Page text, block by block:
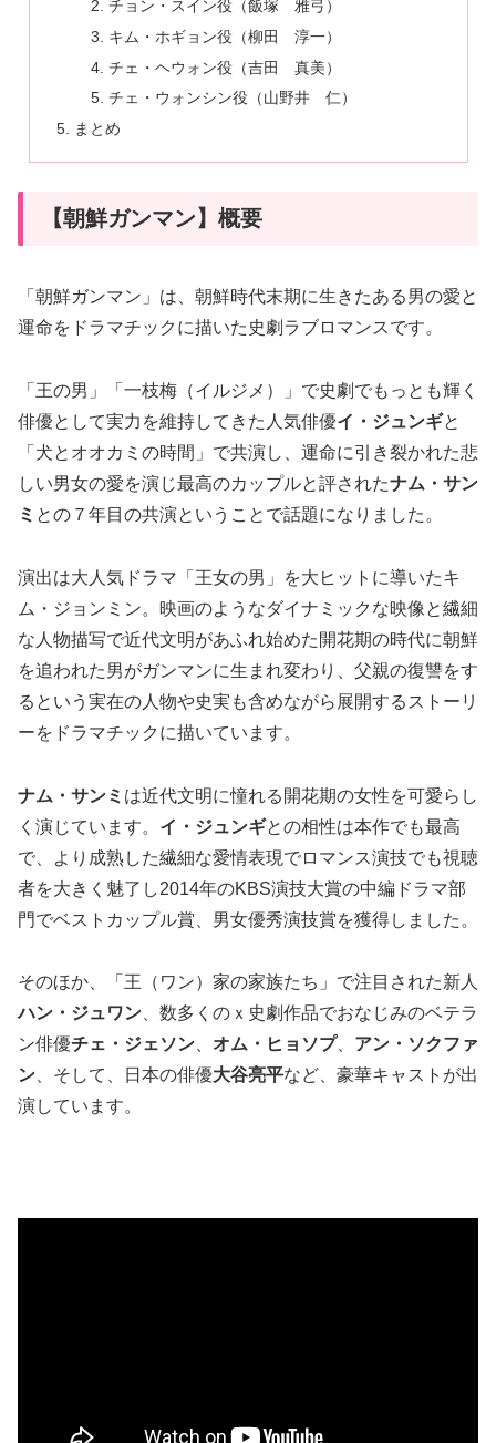
チョン・スイン役（飯塚 雅弓）
キム・ホギョン役（柳田 淳一）
チェ・ヘウォン役（吉田 真美）
チェ・ウォンシン役（山野井 仁）
まとめ
【朝鮮ガンマン】概要
「朝鮮ガンマン」は、朝鮮時代末期に生きたある男の愛と
運命をドラマチックに描いた史劇ラブロマンスです。
「王の男」「一枝梅（イルジメ）」で史劇でもっとも輝く
俳優として実力を維持してきた人気俳優イ・ジュンギと
「犬とオオカミの時間」で共演し、運命に引き裂かれた悲
しい男女の愛を演じ最高のカップルと評されたナム・サン
ミ との７年目の共演ということで話題になりました。
演出は大人気ドラマ「王女の男」を大ヒットに導いたキ
ム・ジョンミン。映画のようなダイナミックな映像と繊細
な人物描写で近代文明があふれ始めた開花期の時代に朝鮮
を追われた男がガンマンに生まれ変わり、父親の復讐をす
るという実在の人物や史実も含めながら展開するストーリ
ーをドラマチックに描いています。
ナム・サンミ は近代文明に憧れる開花期の女性を可愛らし
く演じています。 イ・ジュンギとの相性は本作でも最高
で、より成熟した繊細な愛情表現でロマンス演技でも視聴
者を大きく魅了し2014年のKBS演技大賞の中編ドラマ部
門でベストカップル賞、男女優秀演技賞を獲得しました。
そのほか、「王（ワン）家の家族たち」で注目された新人
ハン・ジュワン 、数多くのｘ史劇作品でおなじみのベテラ
ン俳優チェ・ジェソン オム・ヒョソプ、 アン・ソクファ
ン 、そして、日本の俳優大谷亮平など、豪華キャストが出
演しています。